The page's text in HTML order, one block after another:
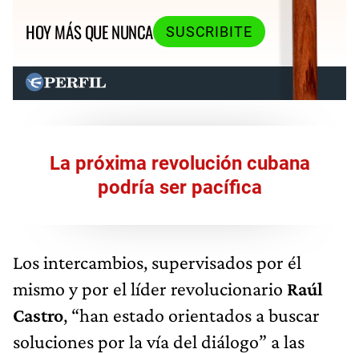
HOY MÁS QUE NUNCA
SUSCRIBITE
La próxima revolución cubana
podría ser pacífica
Los intercambios, supervisados por él
mismo y por el líder revolucionario Raúl
Castro, “han estado orientados a buscar
soluciones por la vía del diálogo” a las